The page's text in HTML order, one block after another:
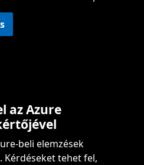
az Azure
beli elemzések
Kérdéseket tehet fel,